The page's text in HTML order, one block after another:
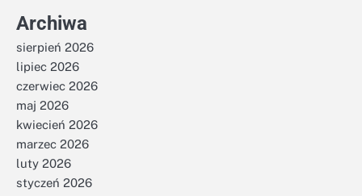
Archiwa
sierpień 2026
lipiec 2026
czerwiec 2026
maj 2026
kwiecień 2026
marzec 2026
luty 2026
styczeń 2026